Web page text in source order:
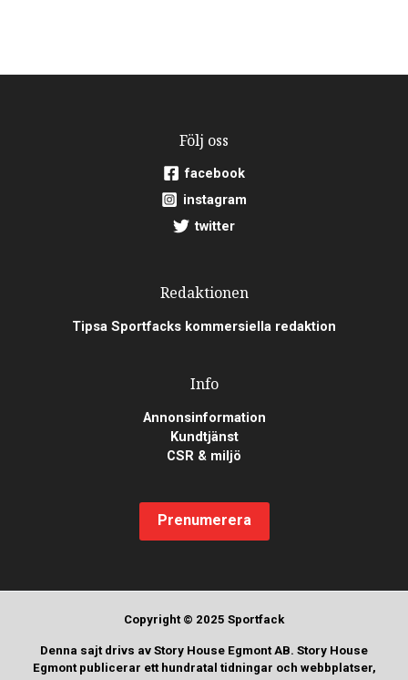
Följ oss
facebook
instagram
twitter
Redaktionen
Tipsa Sportfacks kommersiella redaktion
Info
Annonsinformation
Kundtjänst
CSR & miljö
Prenumerera
Copyright © 2025 Sportfack
Denna sajt drivs av Story House Egmont AB. Story House
Egmont publicerar ett hundratal tidningar och webbplatser,